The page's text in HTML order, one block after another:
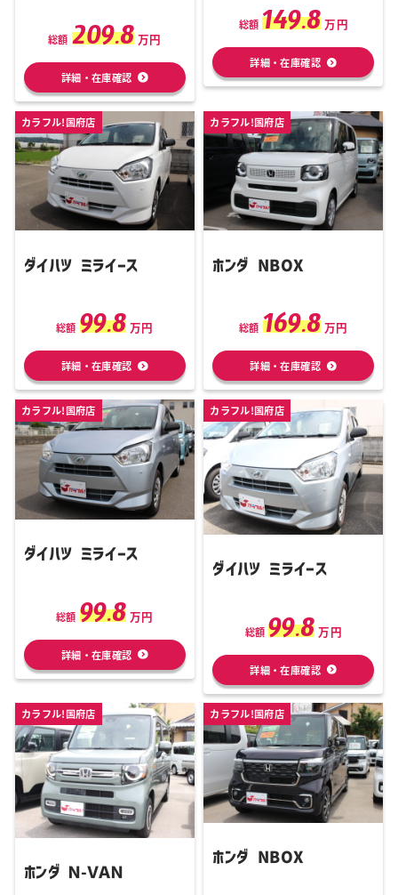
総額 209.8 万円
詳細・在庫確認
総額 149.8 万円
詳細・在庫確認
カラフル!国府店
ダイハツ ミライース
総額 99.8 万円
詳細・在庫確認
カラフル!国府店
ホンダ NBOX
総額 169.8 万円
詳細・在庫確認
カラフル!国府店
ダイハツ ミライース
総額 99.8 万円
詳細・在庫確認
カラフル!国府店
ダイハツ ミライース
総額 99.8 万円
詳細・在庫確認
カラフル!国府店
ホンダ Ｎ-ＶＡＮ
カラフル!国府店
ホンダ NBOX